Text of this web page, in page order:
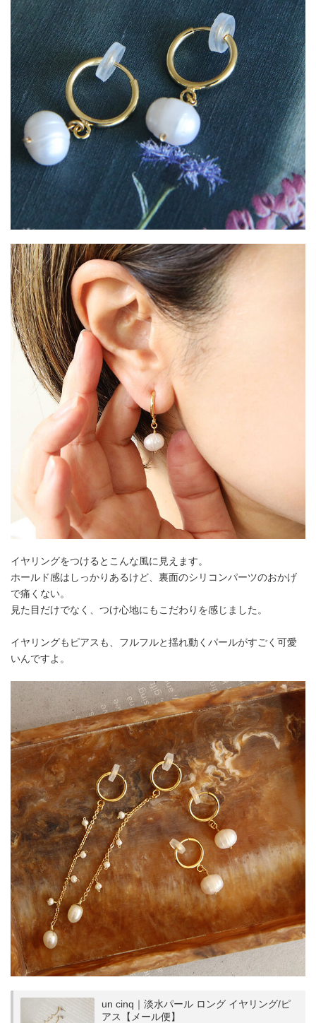
イヤリングをつけるとこんな風に見えます。
ホールド感はしっかりあるけど、裏面のシリコンパーツのおかげ
で痛くない。
見た目だけでなく、つけ心地にもこだわりを感じました。
イヤリングもピアスも、フルフルと揺れ動くパールがすごく可愛
いんですよ。
un cinq｜淡水パール ロング イヤリング/ピ
アス【メール便】